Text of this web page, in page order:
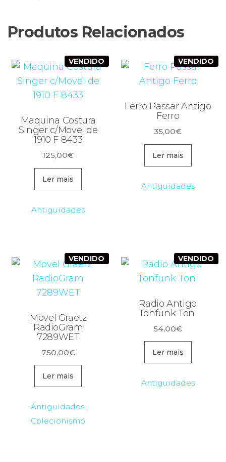
Produtos Relacionados
VENDIDO
Maquina Costura
Singer c/Movel de
1910 F 8433
125,00€
Ler mais
Antiguidades
VENDIDO
Ferro Passar Antigo
Ferro
35,00€
Ler mais
Antiguidades
VENDIDO
Movel Graetz
RadioGram
7289WET
750,00€
Ler mais
Antiguidades,
Colecionismo
VENDIDO
Radio Antigo
Tonfunk Toni
54,00€
Ler mais
Antiguidades